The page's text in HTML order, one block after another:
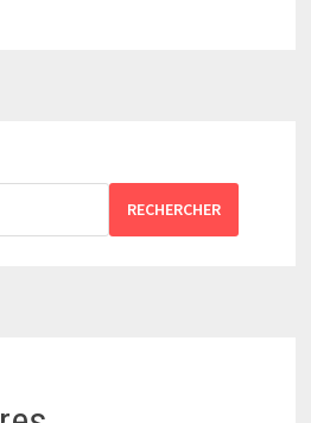
RECHERCHER